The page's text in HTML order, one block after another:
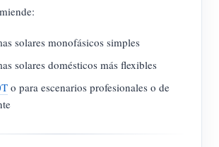
solares monofásicos simples
solares domésticos más flexibles
o para escenarios profesionales o de